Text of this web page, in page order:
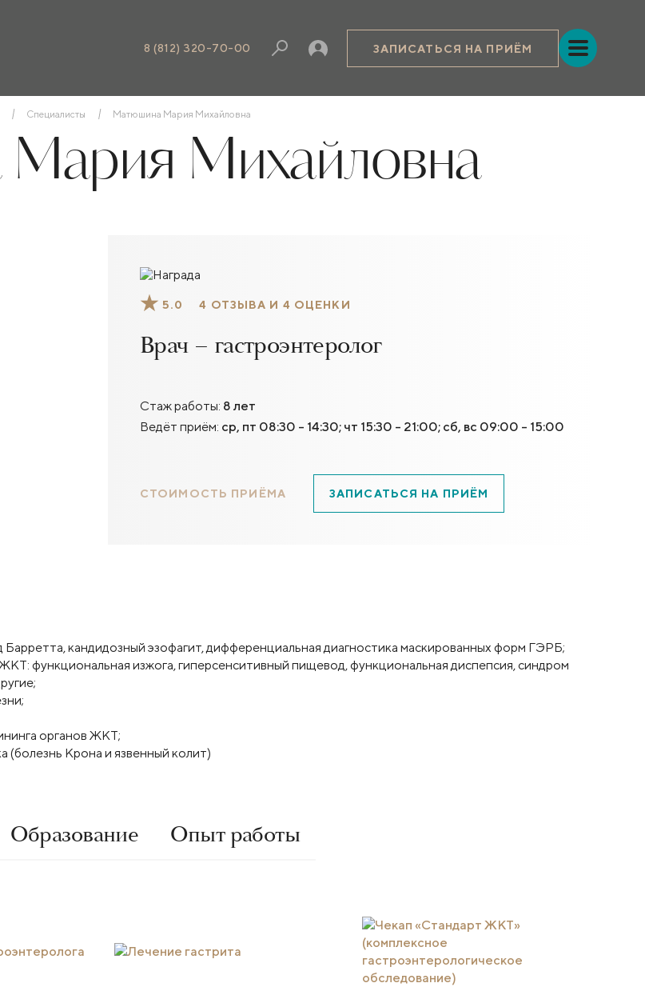
8 (812) 320-70-00 ЗАПИСАТЬСЯ НА ПРИЁМ
Специалисты Матюшина Мария Михайловна
Михайловна
5.0 4 ОТЗЫВА И 4 ОЦЕНКИ
Врач – гастроэнтеролог
Стаж работы: 8 лет
Ведёт приём: ср, пт 08:30 - 14:30; чт 15:30 - 21:00; сб, вс 09:00 - 15:00
СТОИМОСТЬ ПРИЁМА ЗАПИСАТЬСЯ НА ПРИЁМ
кандидозный эзофагит, дифференциальная диагностика маскированных форм ГЭРБ;
функциональная изжога, гиперсенситивный пищевод, функциональная диспепсия, синдром
органов ЖКТ;
(болезнь Крона и язвенный колит)
Образование Опыт работы